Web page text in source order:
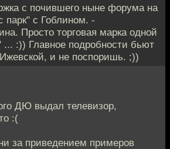
с почившего ныне форума на
парк" с Гоблином. -
Просто торговая марка одной
... :)) Главное подробности бьют
и не поспоришь. ;))
ДЮ выдал телевизор,
:(
за приведением примеров